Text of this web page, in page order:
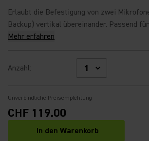
Erlaubt die Befestigung von zwei
Backup) vertikal übereinander. Passend für
Mehr erfahren
Anzahl:
Unverbindliche Preisempfehlung
CHF 119.00
In den Warenkorb